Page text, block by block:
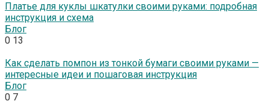
Платье для куклы шкатулки своими руками: подробная
инструкция и схема
Блог
0 13
Как сделать помпон из тонкой бумаги своими руками —
интересные идеи и пошаговая инструкция
Блог
0 7